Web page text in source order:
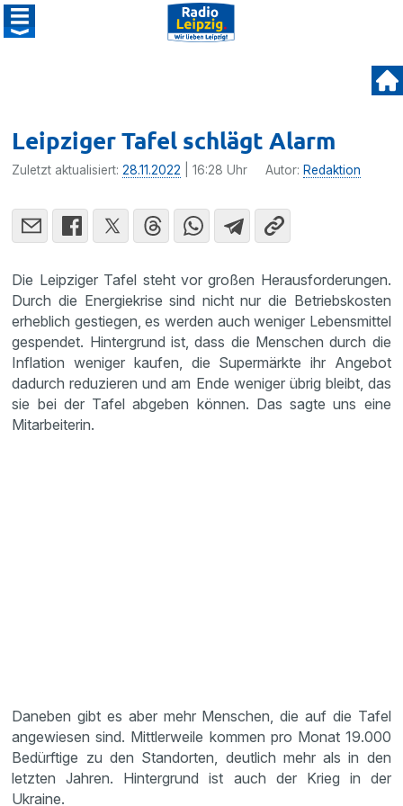
Leipziger Tafel schlägt Alarm
Zuletzt aktualisiert:28.11.2022 | 16:28 Uhr Autor: Redaktion
Die Leipziger Tafel steht vor großen Herausforderungen.
Durch die Energiekrise sind nicht nur die Betriebskosten
erheblich gestiegen, es werden auch weniger Lebensmittel
gespendet. Hintergrund ist, dass die Menschen durch die
Inflation weniger kaufen, die Supermärkte ihr Angebot
dadurch reduzieren und am Ende weniger übrig bleibt, das
sie bei der Tafel abgeben können. Das sagte uns eine
Mitarbeiterin.
Daneben gibt es aber mehr Menschen, die auf die Tafel
angewiesen sind. Mittlerweile kommen pro Monat 19.000
Bedürftige zu den Standorten, deutlich mehr als in den
letzten Jahren. Hintergrund ist auch der Krieg in der
Ukraine.